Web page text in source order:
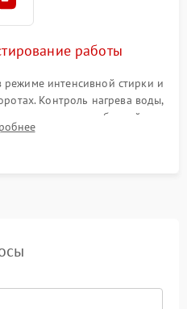
работы
интенсивной стирки и
Контроль нагрева воды,
излишних вибраций,
под корпусом.